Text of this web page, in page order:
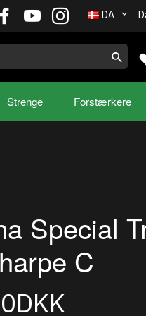
DA
Strenge Forstærkere
Special
C